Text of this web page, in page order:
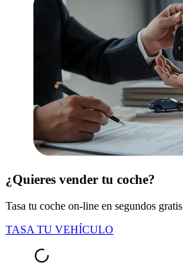
¿Quieres vender tu coche?
Tasa tu coche on-line en segundos gratis
TASA TU VEHÍCULO